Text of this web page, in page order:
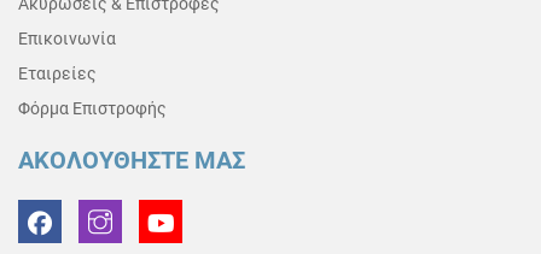
Επικοινωνία
Εταιρείες
Φόρμα Επιστροφής
ΑΚΟΛΟΥΘΗΣΤΕ ΜΑΣ